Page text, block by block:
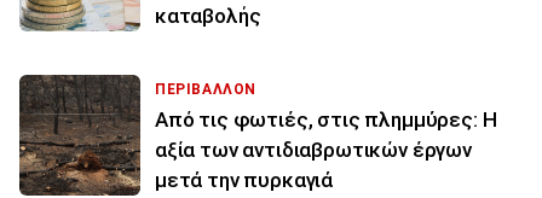
καταβολής
ΠΕΡΙΒΑΛΛΟΝ
Από τις φωτιές, στις πλημμύρες: Η
αξία των αντιδιαβρωτικών έργων
μετά την πυρκαγιά